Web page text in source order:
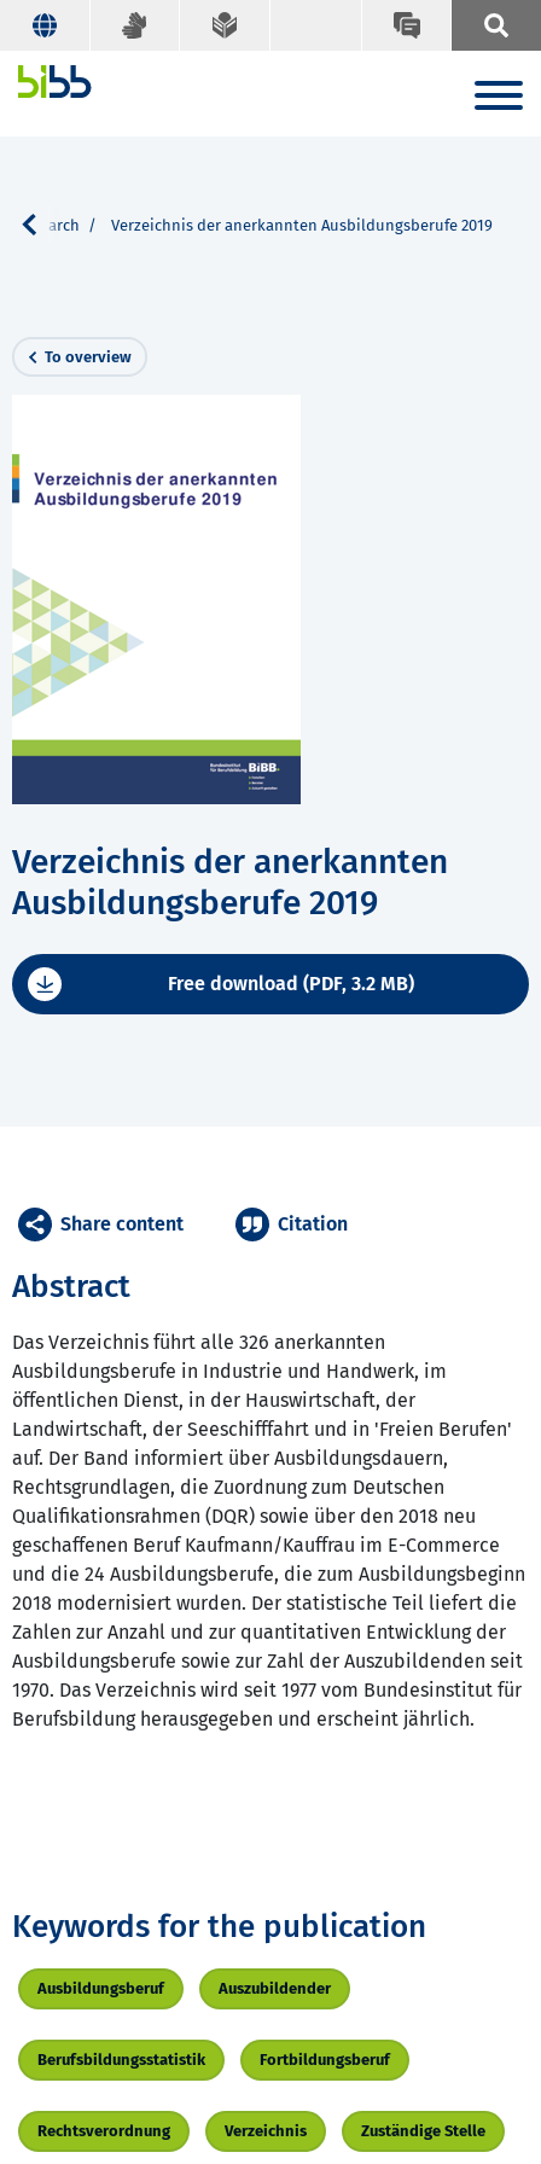
Search Verzeichnis der anerkannten Ausbildungsberufe 2019
To overview
Verzeichnis der anerkannten
Ausbildungsberufe 2019
Free download (PDF, 3.2 MB)
Abstract
Das Verzeichnis führt alle 326 anerkannten
Ausbildungsberufe in Industrie und Handwerk, im
öffentlichen Dienst, in der Hauswirtschaft, der
Landwirtschaft, der Seeschifffahrt und in 'Freien Berufen'
auf. Der Band informiert über Ausbildungsdauern,
Rechtsgrundlagen, die Zuordnung zum Deutschen
Qualifikationsrahmen (DQR) sowie über den 2018 neu
geschaffenen Beruf Kaufmann/Kauffrau im E-Commerce
und die 24 Ausbildungsberufe, die zum Ausbildungsbeginn
2018 modernisiert wurden. Der statistische Teil liefert die
Zahlen zur Anzahl und zur quantitativen Entwicklung der
Ausbildungsberufe sowie zur Zahl der Auszubildenden seit
1970. Das Verzeichnis wird seit 1977 vom Bundesinstitut für
Berufsbildung herausgegeben und erscheint jährlich.
Share content Citation
Keywords for the publication
Ausbildungsberuf Auszubildender
Berufsbildungsstatistik Fortbildungsberuf
Rechtsverordnung Verzeichnis Zuständige Stelle